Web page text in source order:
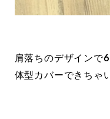
肩落ちのデザインで
体型カバーできちゃ